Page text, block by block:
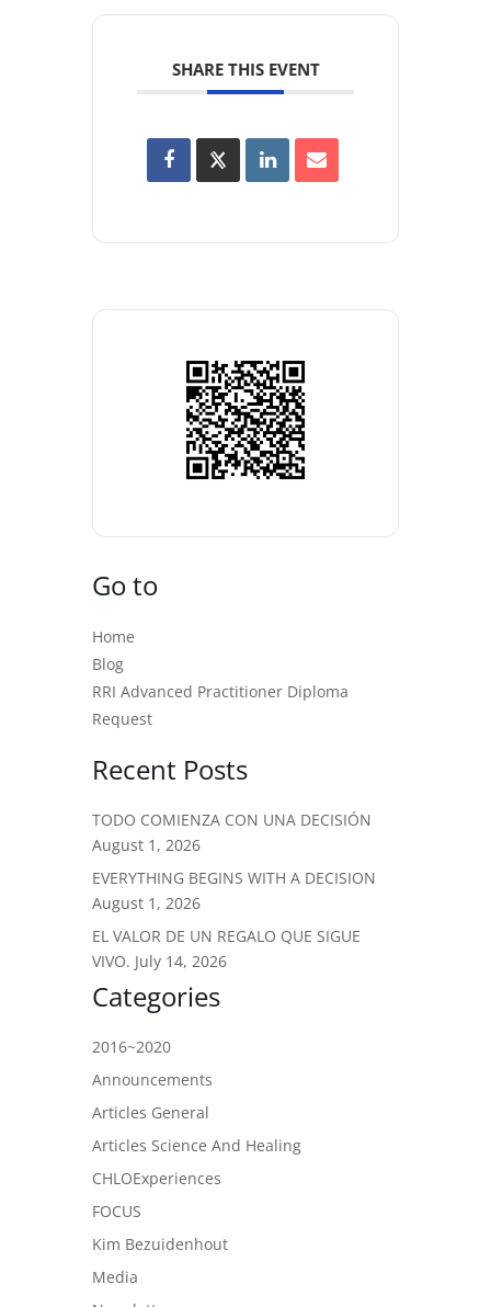
SHARE THIS EVENT
Go to
Home
Blog
RRI Advanced Practitioner Diploma
Request
Recent Posts
TODO COMIENZA CON UNA DECISIÓN
August 1, 2026
EVERYTHING BEGINS WITH A DECISION
August 1, 2026
EL VALOR DE UN REGALO QUE SIGUE
VIVO. July 14, 2026
Categories
2016~2020
Announcements
Articles General
Articles Science And Healing
CHLOExperiences
FOCUS
Kim Bezuidenhout
Media